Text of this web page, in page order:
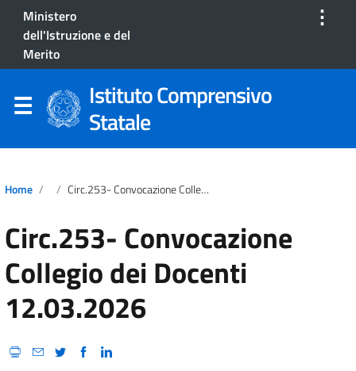
Ministero
dell'Istruzione e del
Merito
⋮
Istituto Comprensivo
Statale
Home Circ.253- Convocazione Collegio Dei Docenti 12.03.2026
Circ.253- Convocazione
Collegio dei Docenti
12.03.2026